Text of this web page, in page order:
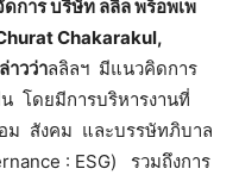
การ บริษัท ลลิล พร็อพเพ
Chakarakul,
าวว่าลลิลฯ มีแนวคิดการ
น โดยมีการบริหารงานที่
อม สังคม และบรรษัทภิบาล
: ESG) รวมถึงการ